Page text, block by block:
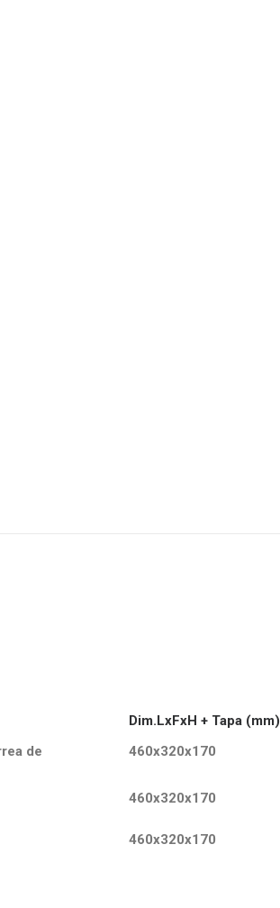
Dim.LxFxH + Tapa (mm)
de
460x320x170
460x320x170
460x320x170